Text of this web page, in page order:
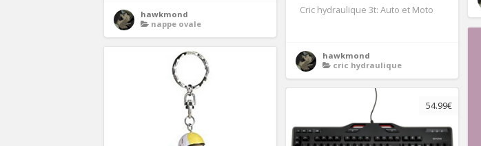
hawkmond
nappe ovale
Cric hydraulique 3t: Auto et Moto
hawkmond
cric hydraulique
54.99€